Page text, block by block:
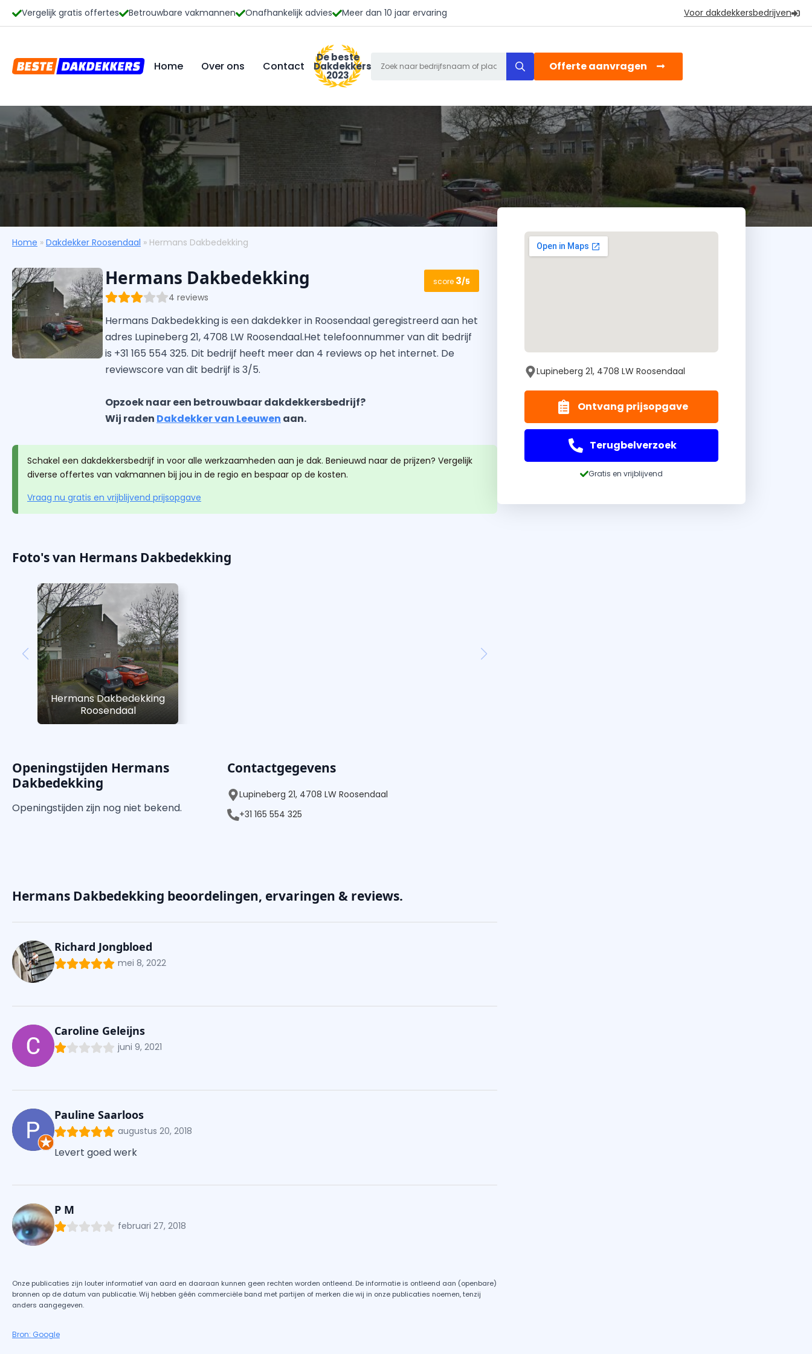
Vergelijk gratis offertes Betrouwbare vakmannen Onafhankelijk advies Meer dan 10 jaar ervaring Voor dakdekkersbedrijven
Home Over ons Contact
De beste
Dakdekkers
2023
Search
for
Offerte aanvragen
Home » Dakdekker Roosendaal » Hermans Dakbedekking
Hermans Dakbedekking
4 reviews
score 3/5
Hermans Dakbedekking is een dakdekker in Roosendaal geregistreerd aan het
adres Lupineberg 21, 4708 LW Roosendaal.Het telefoonnummer van dit bedrijf
is +31 165 554 325. Dit bedrijf heeft meer dan 4 reviews op het internet. De
reviewscore van dit bedrijf is 3/5.
Opzoek naar een betrouwbaar dakdekkersbedrijf?
Wij raden Dakdekker van Leeuwen aan.
Schakel een dakdekkersbedrijf in voor alle werkzaamheden aan je dak. Benieuwd naar de prijzen? Vergelijk
diverse offertes van vakmannen bij jou in de regio en bespaar op de kosten.
Vraag nu gratis en vrijblijvend prijsopgave
Foto's van Hermans Dakbedekking
Hermans Dakbedekking
Roosendaal
Openingstijden Hermans
Dakbedekking
Openingstijden zijn nog niet bekend.
Contactgegevens
Lupineberg 21, 4708 LW Roosendaal
+31 165 554 325
Hermans Dakbedekking beoordelingen, ervaringen & reviews.
Richard Jongbloed
mei 8, 2022
Caroline Geleijns
juni 9, 2021
Pauline Saarloos
augustus 20, 2018
Levert goed werk
P M
februari 27, 2018
Onze publicaties zijn louter informatief van aard en daaraan kunnen geen rechten worden ontleend. De informatie is ontleend aan (openbare)
bronnen op de datum van publicatie. Wij hebben géén commerciële band met partijen of merken die wij in onze publicaties noemen, tenzij
anders aangegeven.
Bron: Google
Lupineberg 21, 4708 LW Roosendaal
Ontvang prijsopgave
Terugbelverzoek
Gratis en vrijblijvend